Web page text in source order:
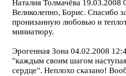
Наталия Толмачёва 19.03.2008
Великолепно, Борис. Спасибо
пронизанную любовью и
миниатюру.
Эрогенная Зона 04.02.2008
"каждым своим шагом
сердце". Неплохо сказано!